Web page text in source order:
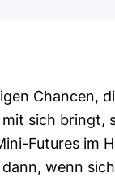
Chancen,
sich bringt,
Futures im
wenn